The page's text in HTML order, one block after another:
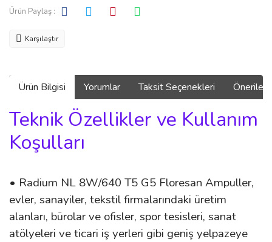
Ürün Paylaş :
Karşılaştır
Ürün Bilgisi Yorumlar Taksit Seçenekleri
Teknik Özellikler ve Kullanım
Koşulları
• Radium NL 8W/640 T5 G5 Floresan Ampuller,
evler, sanayiler, tekstil firmalarındaki üretim
alanları, bürolar ve ofisler, spor tesisleri, sanat
atölyeleri ve ticari iş yerleri gibi geniş yelpazeye